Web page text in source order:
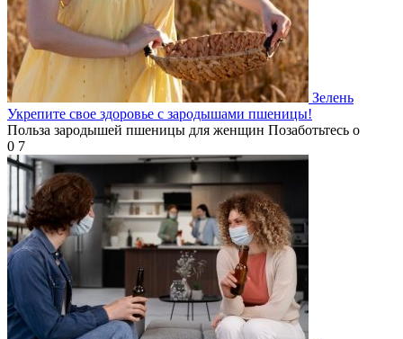
Зелень
Укрепите свое здоровье с зародышами пшеницы!
Польза зародышей пшеницы для женщин Позаботьтесь о
0 7